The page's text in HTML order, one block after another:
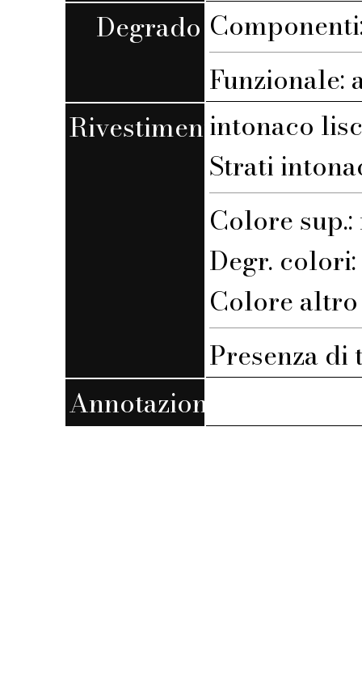
Degrado
Funzionale:
Rivestimentointonaco
Strati
Colore
Degr.
Colore altro
Presenza
Annotazioni